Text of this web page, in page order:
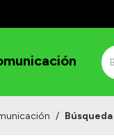
/ Búsqueda